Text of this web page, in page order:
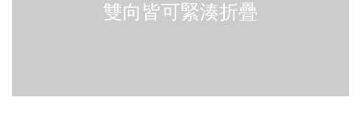
雙向皆可緊湊折疊